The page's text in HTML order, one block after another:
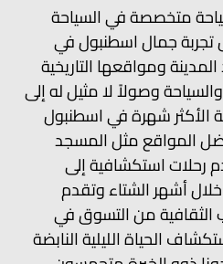
متخصصة في السياحة
جمال اسطنبول في
ومواقعها التاريخية
وصولاً لا مثيل له إلى
الأكثر شهرة في اسطنبول
المواقع مثل المسجد
رحلات استكشافية إلى
أشهر الشتاء وتقدم
الثقافية من التسوق في
الحياة الليلية النابضة